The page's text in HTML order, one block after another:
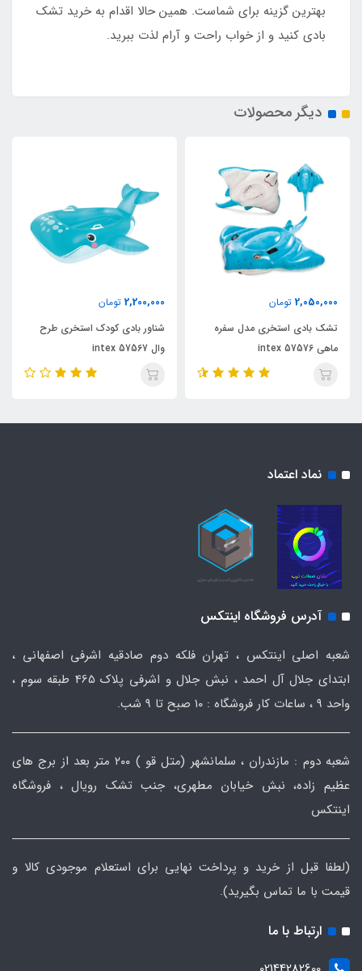
بهترین گزینه برای شماست. همین حالا اقدام به خرید تشک
بادی کنید و از خواب راحت و آرام لذت ببرید.
دیگر محصولات
2,050,000 تومان
تشک بادی استخری مدل سفره
ماهی intex 57576
2,200,000 تومان
شناور بادی کودک استخری طرح
وال intex 57567
نماد اعتماد
آدرس فروشگاه اینتکس
شعبه اصلی اینتکس ، تهران فلکه دوم صادقیه اشرفی اصفهانی ،
ابتدای جلال آل احمد ، نبش جلال و اشرفی پلاک 465 طبقه سوم ،
واحد ۹ ، ساعات کار فروشگاه : ۱۰ صبح تا ۹ شب.
شعبه دوم : مازندران ، سلمانشهر (متل قو ) ۲۰۰ متر بعد از برج های
عظیم زاده، نبش خیابان مطهری، جنب تشک رویال ، فروشگاه
اینتکس
(لطفا قبل از خرید و پرداخت نهایی برای استعلام موجودی کالا و
قیمت با ما تماس بگیرید).
ارتباط با ما